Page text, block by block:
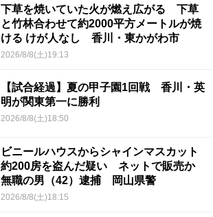
下草を焼いていた火が燃え広がる 下草
と竹林合わせて約2000平方メートルが焼
ける けが人なし 香川・東かがわ市
2026/8/8(土)19:13
【試合経過】夏の甲子園1回戦 香川・英
明が関東第一に勝利
2026/8/8(土)18:50
ビニールハウスからシャインマスカット
約200房を盗んだ疑い ネットで販売か
無職の男（42）逮捕 岡山県警
2026/8/8(土)18:15